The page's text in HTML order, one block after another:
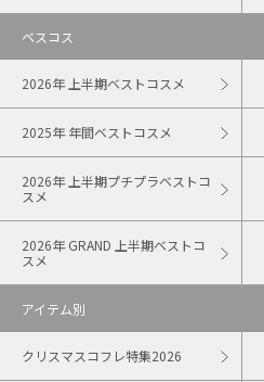
ベスコス
2026年 上半期ベストコスメ
2025年 年間ベストコスメ
2026年 上半期プチプラベストコ
スメ
2026年 GRAND 上半期ベストコ
スメ
アイテム別
クリスマスコフレ特集2026